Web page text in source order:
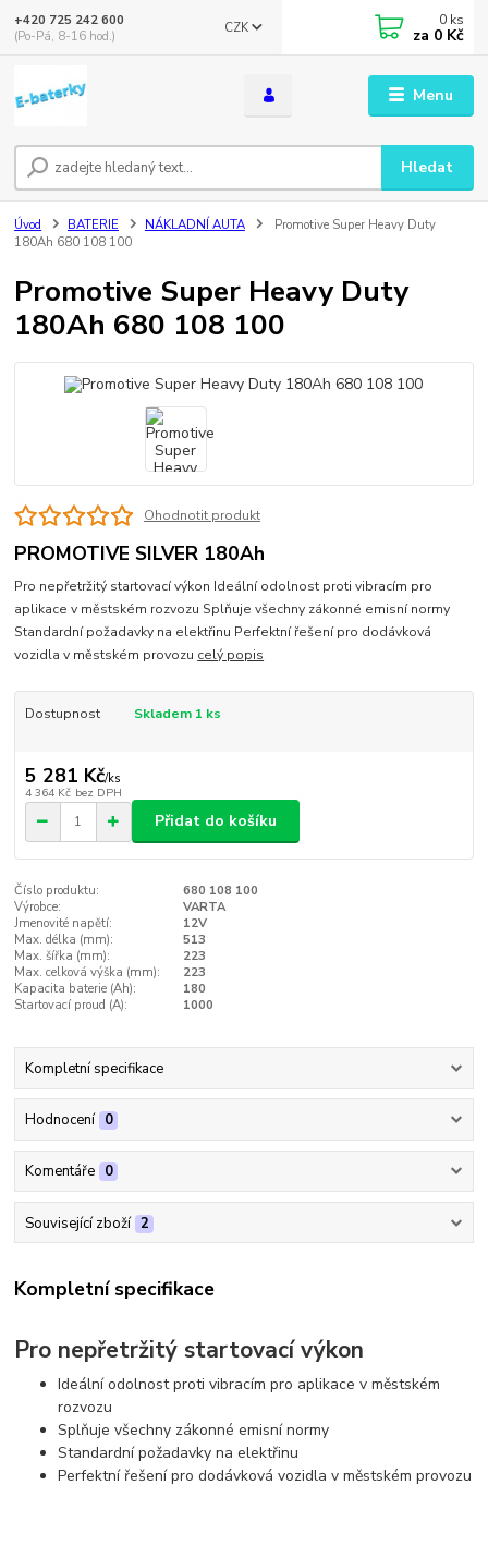
Menu
CZK
Hledat
+420 725 242 600
(Po-Pá, 8-16 hod.)
0 ks
za 0 Kč
Úvod BATERIE NÁKLADNÍ AUTA
Promotive Super Heavy Duty
180Ah 680 108 100
Promotive Super Heavy Duty
180Ah 680 108 100
Ohodnotit produkt
PROMOTIVE SILVER 180Ah
Pro nepřetržitý startovací výkon Ideální odolnost proti vibracím pro
aplikace v městském rozvozu Splňuje všechny zákonné emisní normy
Standardní požadavky na elektřinu Perfektní řešení pro dodávková
vozidla v městském provozu celý popis
Dostupnost Skladem 1 ks
5 281 Kč/ks
4 364 Kč bez DPH
Přidat do košíku
Číslo produktu:
680 108 100
Výrobce:
VARTA
Jmenovité napětí:
12V
Max. délka (mm):
513
Max. šířka (mm):
223
Max. celková výška (mm):
223
Kapacita baterie (Ah):
180
Startovací proud (A):
1000
Kompletní specifikace
Hodnocení 0
Komentáře 0
Související zboží 2
Kompletní specifikace
Pro nepřetržitý startovací výkon
Ideální odolnost proti vibracím pro aplikace v městském
rozvozu
Splňuje všechny zákonné emisní normy
Standardní požadavky na elektřinu
Perfektní řešení pro dodávková vozidla v městském provozu